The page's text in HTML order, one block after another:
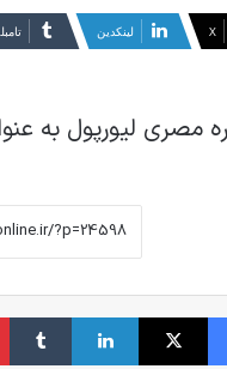
X لینکدین
به عنوان بازیکن برتر سال
فیس بوک X لینکدین